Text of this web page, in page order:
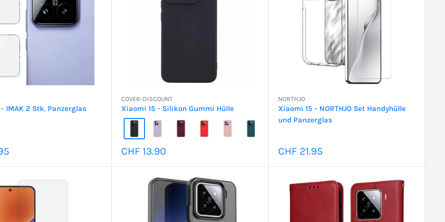
IMAK 2 Stk. Panzerglas
COVER-DISCOUNT
Xiaomi 15 - Silikon Gummi Hülle
Sonderpreis
CHF 13.90
NORTHJO
Xiaomi 15 - NORTHJO Set Handyhülle
und Panzerglas
Sonderpreis
CHF 21.95